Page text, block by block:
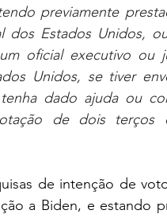
previamente
dos Estados Unidos,
oficial executivo ou
Unidos, se tiver
dado ajuda ou
de dois terços
de intenção de
a Biden, e estando